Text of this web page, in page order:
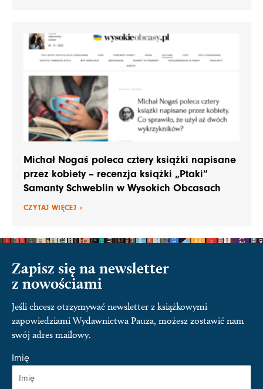
Michał Nogaś poleca cztery książki napisane
przez kobiety – recenzja książki „Ptaki”
Samanty Schweblin w Wysokich Obcasach
CZYTAJ WIĘCEJ »
Zapisz się na newsletter
z nowościami
Jeśli chcesz otrzymywać newsletter z książkowymi
zapowiedziami Wydawnictwa Pauza, możesz zostawić nam
swój adres mailowy.
Imię